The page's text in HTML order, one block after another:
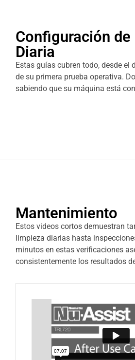
Configuración
Diaria
Estas guías cubren todo, desde
de su primera prueba operativa.
sabiendo que su máquina está
Mantenimiento
Estos videos cortos demuestran
limpieza diarias hasta
minutos en estas verificaciones
consistentemente los resultados